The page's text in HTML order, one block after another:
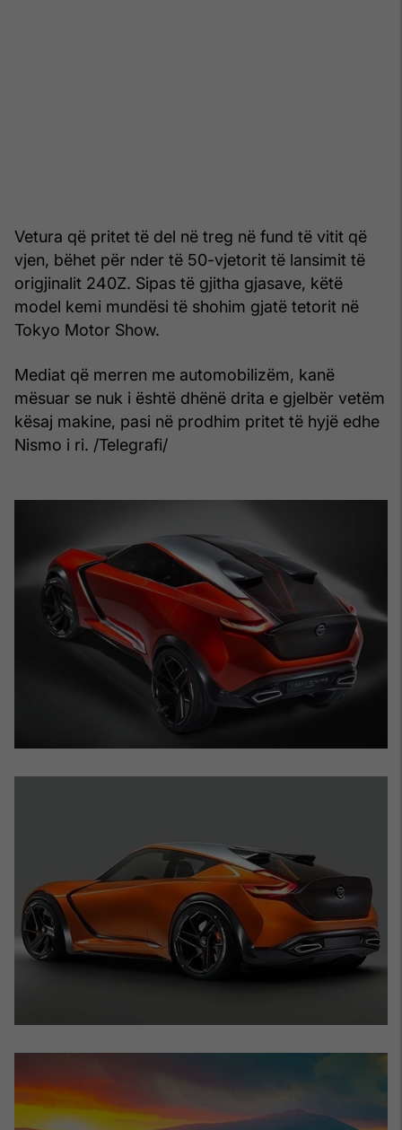
Vetura që pritet të del në treg në fund të vitit që
vjen, bëhet për nder të 50-vjetorit të lansimit të
origjinalit 240Z. Sipas të gjitha gjasave, këtë
model kemi mundësi të shohim gjatë tetorit në
Tokyo Motor Show.
Mediat që merren me automobilizëm, kanë
mësuar se nuk i është dhënë drita e gjelbër vetëm
kësaj makine, pasi në prodhim pritet të hyjë edhe
Nismo i ri. /Telegrafi/